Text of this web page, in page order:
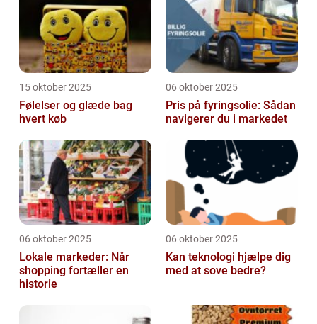
15 oktober 2025
Følelser og glæde bag
hvert køb
06 oktober 2025
Pris på fyringsolie: Sådan
navigerer du i markedet
06 oktober 2025
Lokale markeder: Når
shopping fortæller en
historie
06 oktober 2025
Kan teknologi hjælpe dig
med at sove bedre?